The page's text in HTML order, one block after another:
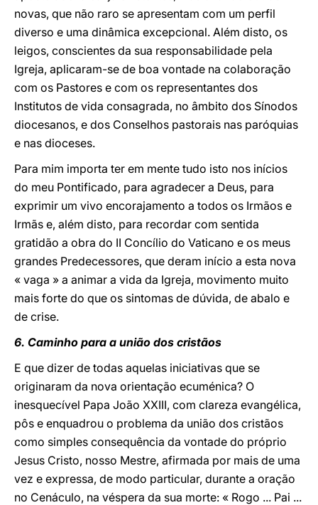
novas, que não raro se apresentam com um perfil
diverso e uma dinâmica excepcional. Além disto, os
leigos, conscientes da sua responsabilidade pela
Igreja, aplicaram-se de boa vontade na colaboração
com os Pastores e com os representantes dos
Institutos de vida consagrada, no âmbito dos Sínodos
diocesanos, e dos Conselhos pastorais nas paróquias
e nas dioceses.
Para mim importa ter em mente tudo isto nos inícios
do meu Pontificado, para agradecer a Deus, para
exprimir um vivo encorajamento a todos os Irmãos e
Irmãs e, além disto, para recordar com sentida
gratidão a obra do II Concílio do Vaticano e os meus
grandes Predecessores, que deram início a esta nova
« vaga » a animar a vida da Igreja, movimento muito
mais forte do que os sintomas de dúvida, de abalo e
de crise.
6. Caminho para a união dos cristãos
E que dizer de todas aquelas iniciativas que se
originaram da nova orientação ecuménica? O
inesquecível Papa João XXIII, com clareza evangélica,
pôs e enquadrou o problema da união dos cristãos
como simples consequência da vontade do próprio
Jesus Cristo, nosso Mestre, afirmada por mais de uma
vez e expressa, de modo particular, durante a oração
no Cenáculo, na véspera da sua morte: « Rogo ... Pai ...